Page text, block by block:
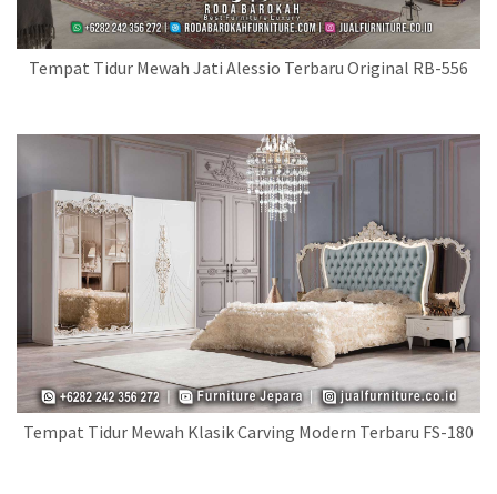
Tempat Tidur Mewah Jati Alessio Terbaru Original RB-556
Tempat Tidur Mewah Klasik Carving Modern Terbaru FS-180